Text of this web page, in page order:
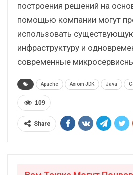
построения решений на
помощью компании могут
использовать
инфраструктуру и
современные
Apache Axiom JDK Java
109
Share